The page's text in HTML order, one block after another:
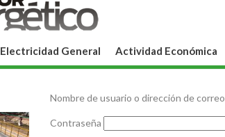
Electricidad General Actividad Económica
Nombre de usuario o dirección de correo
Contraseña